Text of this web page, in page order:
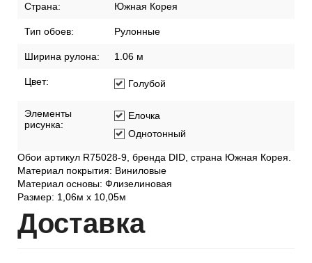
Страна: Южная Корея
Тип обоев: Рулонные
Ширина рулона: 1.06 м
Цвет: Голубой
Элементы
рисунка:
Елочка
Однотонный
Обои артикул R75028-9, бренда DID, страна Южная Корея.
Материал покрытия: Виниловые
Материал основы: Флизелиновая
Размер: 1,06м х 10,05м
Доставка